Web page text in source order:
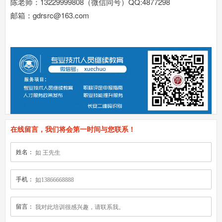
邮箱：gdrsrc@163.com
在线留言，我们将会第一时间与您联系！
姓名：
手机：
留言：